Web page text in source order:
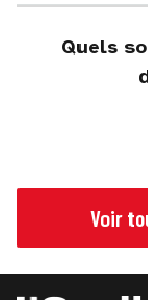
Quels
Voir